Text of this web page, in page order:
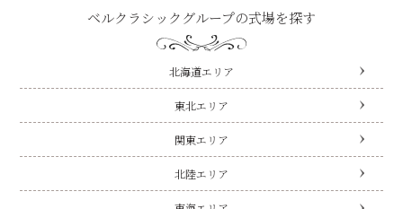
ベルクラシックグループの式場を探す
北海道エリア
東北エリア
関東エリア
北陸エリア